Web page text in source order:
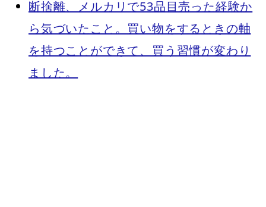
断捨離、メルカリで53品目売った経験か
ら気づいたこと。買い物をするときの軸
を持つことができて、買う習慣が変わり
ました。